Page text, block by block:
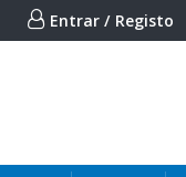
Entrar / Registo